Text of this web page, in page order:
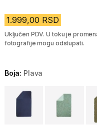
1.999,00 RSD
Uključen PDV. U toku je
fotografije mogu odstupati.
Boja: Plava
Choose a variant